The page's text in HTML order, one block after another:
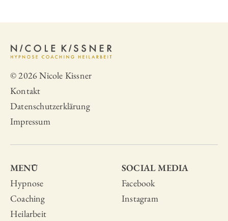
© 2026 Nicole Kissner
Kontakt
Datenschutzerklärung
Impressum
MENÜ
Hypnose
Coaching
Heilarbeit
SOCIAL MEDIA
Facebook
Instagram